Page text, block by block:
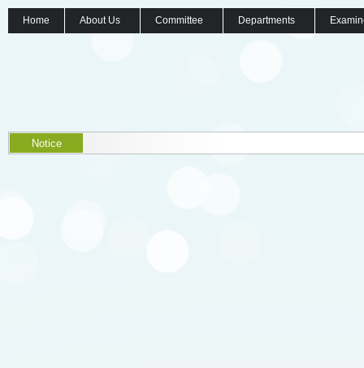
Home About Us Committee Departments
Notice